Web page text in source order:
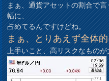
まぁ、通貨アセットの割合で
幅に、
占めてるんですけどね。
まぁ、とりあえず全体
上手いこと、高リスクなもの